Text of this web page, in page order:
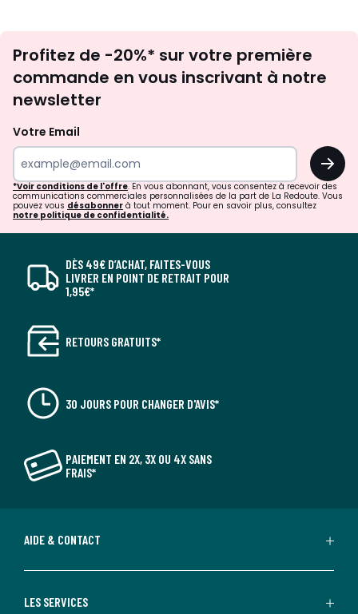
newsletter
Profitez de -20%* sur votre première
commande en vous inscrivant à notre
newsletter
Votre Email
OK
*Voir conditions de l'offre. En vous abonnant, vous consentez à recevoir des
communications commerciales personnalisées de la part de La Redoute. Vous
pouvez vous désabonner à tout moment. Pour en savoir plus, consultez
notre politique de confidentialité.
DÈS 49€ D’ACHAT, FAITES-VOUS
LIVRER EN POINT DE RETRAIT POUR
1,95€*
RETOURS GRATUITS*
30 JOURS POUR CHANGER D'AVIS*
PAIEMENT EN 2X, 3X OU 4X SANS
FRAIS*
AIDE & CONTACT
LES SERVICES